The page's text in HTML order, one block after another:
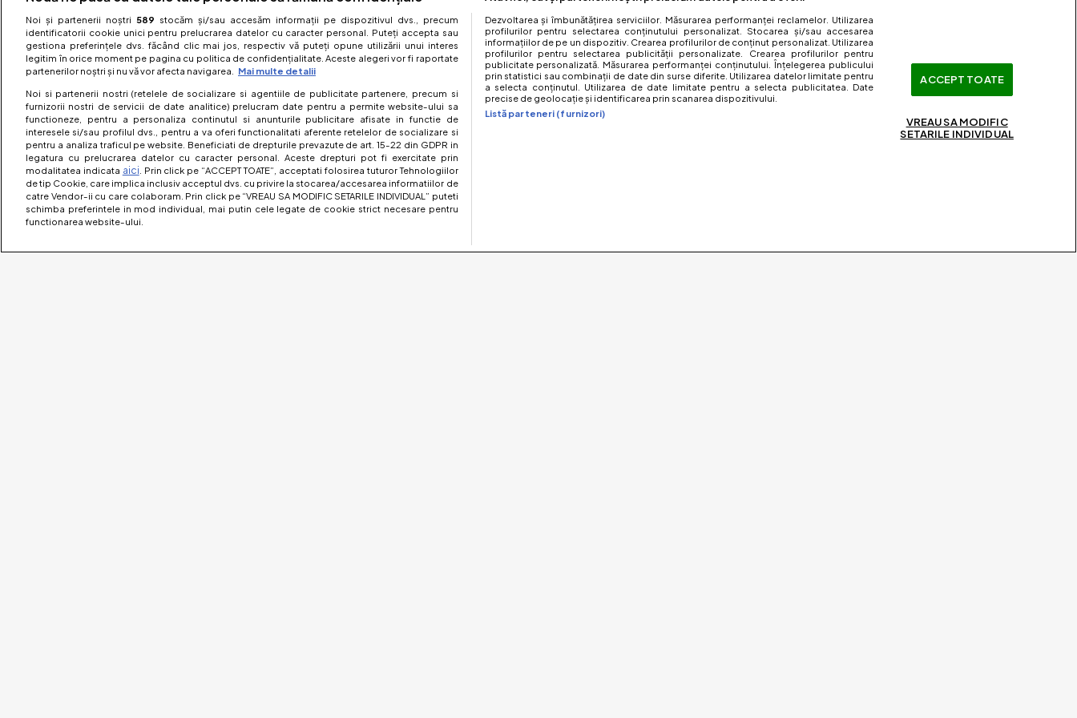
Noi și partenerii noștri 589 stocăm și/sau accesăm informații pe dispozitivul dvs., precum
identificatorii cookie unici pentru prelucrarea datelor cu caracter personal. Puteți accepta sau
gestiona preferințele dvs. făcând clic mai jos, respectiv vă puteți opune utilizării unui interes
legitim în orice moment pe pagina cu politica de confidențialitate. Aceste alegeri vor fi raportate
partenerilor noștri și nu vă vor afecta navigarea.
Mai multe detalii
Noi si partenerii nostri (retelele de socializare si agentiile de publicitate partenere, precum si
furnizorii nostri de servicii de date analitice) prelucram date pentru a permite website-ului sa
functioneze, pentru a personaliza continutul si anunturile publicitare afisate in functie de
interesele si/sau profilul dvs., pentru a va oferi functionalitati aferente retelelor de socializare si
pentru a analiza traficul pe website. Beneficiati de drepturile prevazute de art. 15-22 din GDPR in
legatura cu prelucrarea datelor cu caracter personal. Aceste drepturi pot fi exercitate prin
modalitatea indicata aici . Prin click pe “ACCEPT TOATE”, acceptati folosirea tuturor Tehnologiilor
de tip Cookie, care implica inclusiv acceptul dvs. cu privire la stocarea/accesarea informatiilor de
catre Vendor-ii cu care colaboram. Prin click pe “VREAU SA MODIFIC SETARILE INDIVIDUAL” puteti
schimba preferintele in mod individual, mai putin cele legate de cookie strict necesare pentru
functionarea website-ului.
Dezvoltarea și îmbunătățirea serviciilor. Măsurarea performanței reclamelor. Utilizarea
profilurilor pentru selectarea conținutului personalizat. Stocarea și/sau accesarea
informațiilor de pe un dispozitiv. Crearea profilurilor de conținut personalizat. Utilizarea
profilurilor pentru selectarea publicității personalizate. Crearea profilurilor pentru
publicitate personalizată. Măsurarea performanței conținutului. Înțelegerea publicului
prin statistici sau combinații de date din surse diferite. Utilizarea datelor limitate pentru
a selecta conținutul. Utilizarea de date limitate pentru a selecta publicitatea. Date
precise de geolocație și identificarea prin scanarea dispozitivului.
Listă parteneri (furnizori)
ACCEPT TOATE
VREAU SA MODIFIC
SETARILE INDIVIDUAL